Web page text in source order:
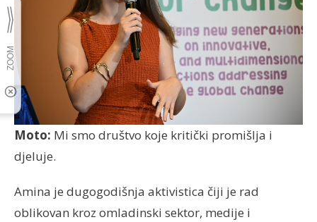
Moto: Mi smo društvo koje kritički promišlja i
djeluje.
Amina je dugogodišnja aktivistica čiji je rad
oblikovan kroz omladinski sektor, medije i